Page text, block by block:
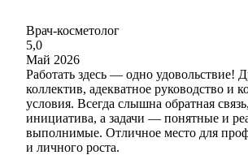
Врач-косметолог
5,0
Май 2026
Работать здесь — одно удовольствие!
коллектив, адекватное руководство и
условия. Всегда слышна обратная
инициатива, а задачи — понятные и
выполнимые. Отличное место для
и личного роста.